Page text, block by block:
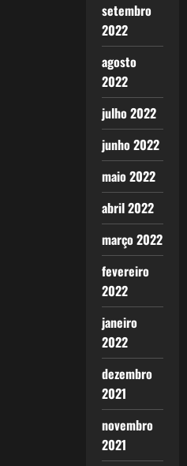
setembro
2022
agosto
2022
julho 2022
junho 2022
maio 2022
abril 2022
março 2022
fevereiro
2022
janeiro
2022
dezembro
2021
novembro
2021